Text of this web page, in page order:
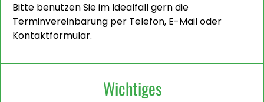
Bitte benutzen Sie im Idealfall gern die
Terminvereinbarung per Telefon, E-Mail oder
Kontaktformular.
Wichtiges